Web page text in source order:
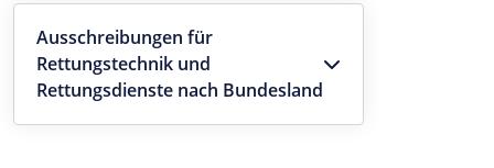
Ausschreibungen für
Rettungstechnik und
Rettungsdienste nach Bundesland